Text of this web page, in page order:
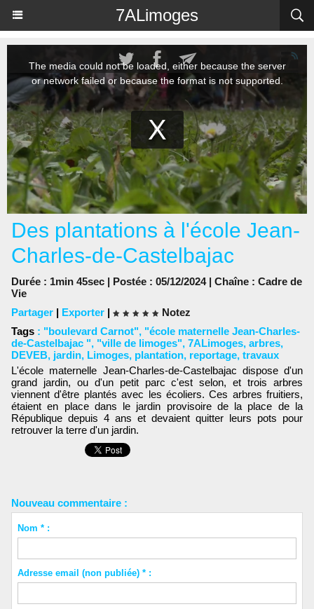
7ALimoges
Des plantations à l'école Jean-
Charles-de-Castelbajac
Durée : 1min 45sec | Postée : 05/12/2024 | Chaîne : Cadre de
Vie
Partager | Exporter |
Notez
Tags : "boulevard Carnot", "école maternelle Jean-Charles-
de-Castelbajac ", "ville de limoges", 7ALimoges, arbres,
DEVEB, jardin, Limoges, plantation, reportage, travaux
L'école maternelle Jean-Charles-de-Castelbajac dispose d'un
grand jardin, ou d'un petit parc c'est selon, et trois arbres
viennent d'être plantés avec les écoliers. Ces arbres fruitiers,
étaient en place dans le jardin provisoire de la place de la
République depuis 4 ans et devaient quitter leurs pots pour
retrouver la terre d'un jardin.
Nouveau commentaire :
Nom * :
Adresse email (non publiée) * :